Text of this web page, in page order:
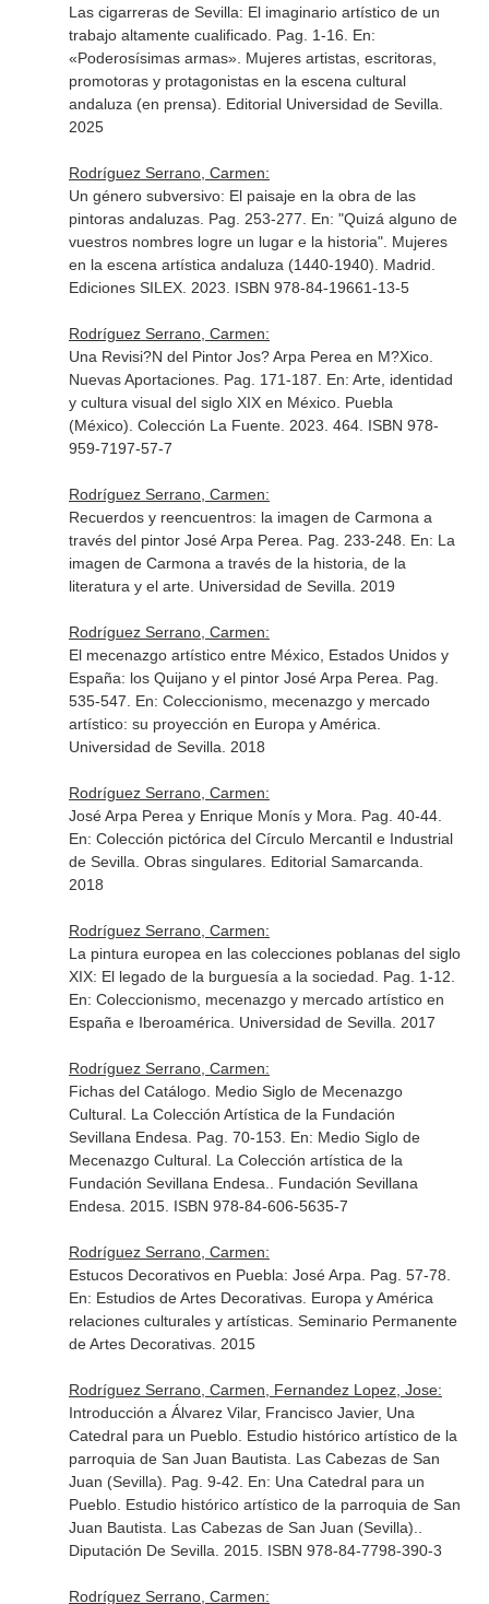
Las cigarreras de Sevilla: El imaginario artístico de un
trabajo altamente cualificado. Pag. 1-16. En:
«Poderosísimas armas». Mujeres artistas, escritoras,
promotoras y protagonistas en la escena cultural
andaluza (en prensa) . Editorial Universidad de Sevilla.
2025
Rodríguez Serrano, Carmen:
Un género subversivo: El paisaje en la obra de las
pintoras andaluzas. Pag. 253-277. En: "Quizá alguno de
vuestros nombres logre un lugar e la historia". Mujeres
en la escena artística andaluza (1440-1940) . Madrid.
Ediciones SILEX. 2023. ISBN 978-84-19661-13-5
Rodríguez Serrano, Carmen:
Una Revisi?N del Pintor Jos? Arpa Perea en M?Xico.
Nuevas Aportaciones. Pag. 171-187. En: Arte, identidad
y cultura visual del siglo XIX en México. Puebla
(México). Colección La Fuente. 2023. 464. ISBN 978-
959-7197-57-7
Rodríguez Serrano, Carmen:
Recuerdos y reencuentros: la imagen de Carmona a
través del pintor José Arpa Perea. Pag. 233-248. En: La
imagen de Carmona a través de la historia, de la
literatura y el arte. Universidad de Sevilla. 2019
Rodríguez Serrano, Carmen:
El mecenazgo artístico entre México, Estados Unidos y
España: los Quijano y el pintor José Arpa Perea. Pag.
535-547. En: Coleccionismo, mecenazgo y mercado
artístico: su proyección en Europa y América
Universidad de Sevilla. 2018
Rodríguez Serrano, Carmen:
José Arpa Perea y Enrique Monís y Mora. Pag. 40-44.
En: Colección pictórica del Círculo Mercantil e Industrial
de Sevilla. Obras singulares. Editorial Samarcanda.
2018
Rodríguez Serrano, Carmen:
La pintura europea en las colecciones poblanas del siglo
XIX: El legado de la burguesía a la sociedad. Pag. 1-12.
En: Coleccionismo, mecenazgo y mercado artístico en
España e Iberoamérica . Universidad de Sevilla. 2017
Rodríguez Serrano, Carmen:
Fichas del Catálogo. Medio Siglo de Mecenazgo
Cultural. La Colección Artística de la Fundación
Sevillana Endesa. Pag. 70-153. En: Medio Siglo de
Mecenazgo Cultural. La Colección artística de la
Fundación Sevillana Endesa.
. Fundación Sevillana
Endesa. 2015. ISBN 978-84-606-5635-7
Rodríguez Serrano, Carmen:
Estucos Decorativos en Puebla: José Arpa. Pag. 57-78.
En: Estudios de Artes Decorativas. Europa y América
relaciones culturales y artísticas. Seminario Permanente
de Artes Decorativas. 2015
Rodríguez Serrano, Carmen, Fernandez Lopez, Jose:
Introducción a Álvarez Vilar, Francisco Javier, Una
Catedral para un Pueblo. Estudio histórico artístico de la
parroquia de San Juan Bautista. Las Cabezas de San
Juan (Sevilla). Pag. 9-42. En: Una Catedral para un
Pueblo. Estudio histórico artístico de la parroquia de San
Juan Bautista. Las Cabezas de San Juan (Sevilla).
Diputación De Sevilla. 2015. ISBN 978-84-7798-390-3
Rodríguez Serrano, Carmen: